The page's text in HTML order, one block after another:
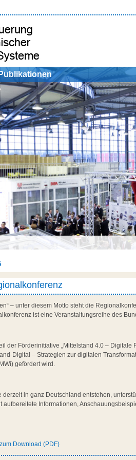
– unter diesem Motto steht die
ist eine Veranstaltungsreihe des
der Förderinitiative „Mittelstand 4.0 –
Digital – Strategien zur digitalen
gefördert wird.
derzeit in ganz Deutschland entstehen,
aufbereitete Informationen,
Download (PDF)